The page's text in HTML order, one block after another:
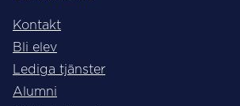
Kontakt
Bli elev
Lediga tjänster
Alumni